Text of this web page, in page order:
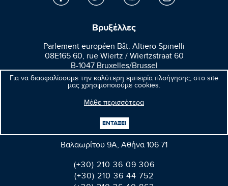
Για να διασφαλίσουμε την καλύτερη εμπειρία πλοήγησης, στο site
μας χρησιμοποιούμε cookies.
Μάθε περισσότερα
ΕΝΤΑΞΕΙ
Βρυξέλλες
Parlement européen Bât. Altiero Spinelli
08E165 60, rue Wiertz / Wiertzstraat 60
B-1047 Bruxelles/Brussel
+32(0)2 28 45570
+32(0)2 28 49570
Αθήνα
Βαλαωρίτου 9A, Aθήνα 106 71
(+30) 210 36 09 306
(+30) 210 36 44 752